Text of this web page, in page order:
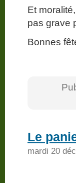
Et
pas grave
Bonnes
Le
mardi 20